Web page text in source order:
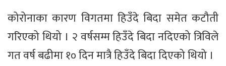
कोरोनाका कारण विगतमा हिउँदे बिदा समेत कटौती
गरिएको थियो । २ वर्षसम्म हिउँदे बिदा नदिएको त्रिविले
गत वर्ष बढीमा १० दिन मात्रै हिउँदे बिदा दिएको थियो ।